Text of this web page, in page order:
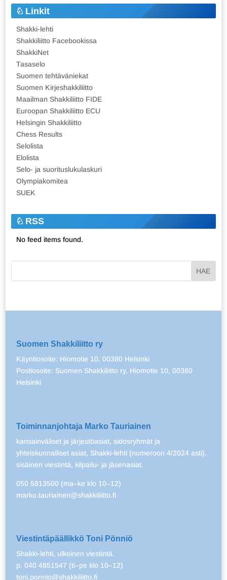
Linkit
Shakki-lehti
Shakkiliitto Facebookissa
ShakkiNet
Tasaselo
Suomen tehtäväniekat
Suomen Kirjeshakkiliitto
Maailman Shakkiliitto FIDE
Euroopan Shakkiliitto ECU
Helsingin Shakkiliitto
Chess Results
Selolista
Elolista
Selo- ja suorituslukulaskuri
Olympiakomitea
SUEK
RSS
No feed items found.
Suomen Shakkiliitto ry
Käyntiosoite: Hiomotie 10, 00380 Helsinki
Postiosoite: Suomen Shakkiliitto ry, Hiomotie 10, 00380
Helsinki
Toiminnanjohtaja Marko Tauriainen
kansainväliset ja järjestöasiat, sidosryhmät ja
yhteiskunnalliset asiat, Shakki-lehti (numeroon 4/2024 asti),
sisäinen viestintä, kilpailu- ja jäsenasiat.
050 5813500 (ma–ke klo 10–12)
marko.tauriainen@shakkiliitto.fi
Viestintäpäällikkö Toni Pönniö
Shakki-lehti, ulkoinen viestintä.
p. 040 4851547 (ti–pe klo 10–12)
toni.ponnio@shakkiliitto.fi